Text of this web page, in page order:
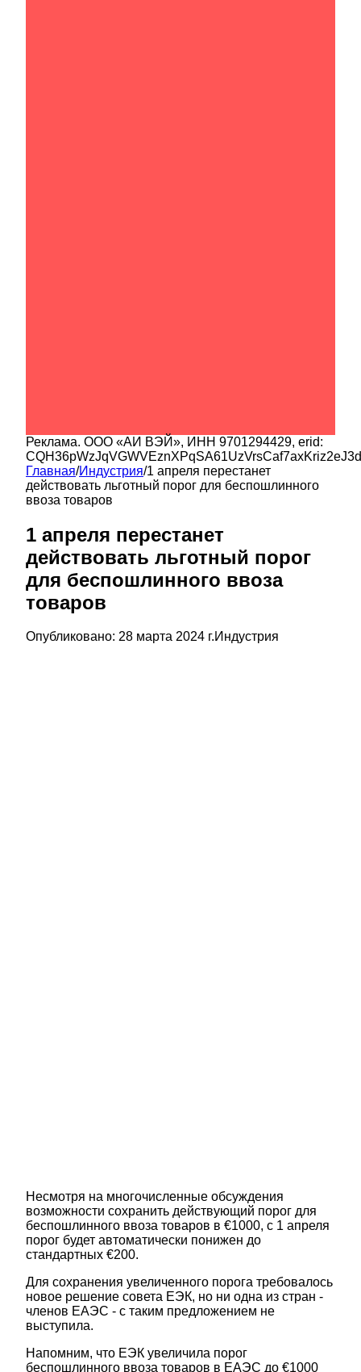
Реклама. ООО «АИ ВЭЙ», ИНН 9701294429, erid:
Главная/Индустрия/1 апреля перестанет
действовать льготный порог для беспошлинного
ввоза товаров
1 апреля перестанет
действовать льготный порог
для беспошлинного ввоза
товаров
Опубликовано: 28 марта 2024 г.Индустрия
Несмотря на многочисленные обсуждения
возможности сохранить действующий порог для
беспошлинного ввоза товаров в €1000, с 1 апреля
порог будет автоматически понижен до
стандартных €200.
Для сохранения увеличенного порога требовалось
новое решение совета ЕЭК, но ни одна из стран -
членов ЕАЭС - с таким предложением не
выступила.
Напомним, что ЕЭК увеличила порог
беспошлинного ввоза товаров в ЕАЭС до €1000